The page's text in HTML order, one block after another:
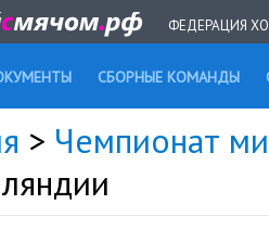
ФЕДЕРАЦИЯ
СБОРНЫЕ КОМАНДЫ
> Чемпионат